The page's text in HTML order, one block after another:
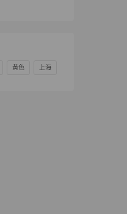
黄色 上海